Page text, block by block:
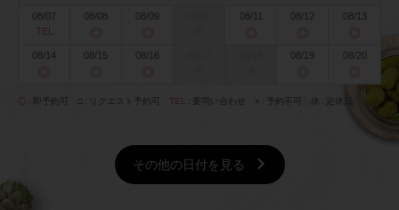
08/07
TEL
08/08
◎
08/09
◎
08/11
◎
08/12
◎
08/13
◎
08/14
◎
08/15
◎
08/16
◎
08/19
◎
08/20
◎
即予約可 □ リクエスト予約可 TEL 要問い合わせ × 予約不可 休 定休日
その他の日付を見る